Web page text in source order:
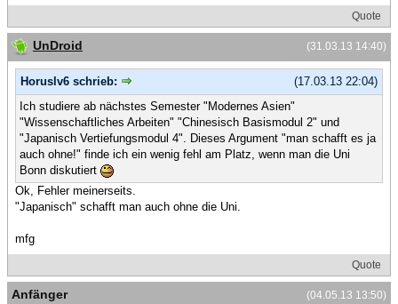
Quote
(31.03.13 14:40)
UnDroid
(17.03.13 22:04)
Horuslv6 schrieb:
Ich studiere ab nächstes Semester "Modernes Asien"
"Wissenschaftliches Arbeiten" "Chinesisch Basismodul 2" und
"Japanisch Vertiefungsmodul 4". Dieses Argument "man schafft es ja
auch ohne!" finde ich ein wenig fehl am Platz, wenn man die Uni
Bonn diskutiert
Ok, Fehler meinerseits.
"Japanisch" schafft man auch ohne die Uni.
mfg
Quote
(04.05.13 13:50)
Anfänger